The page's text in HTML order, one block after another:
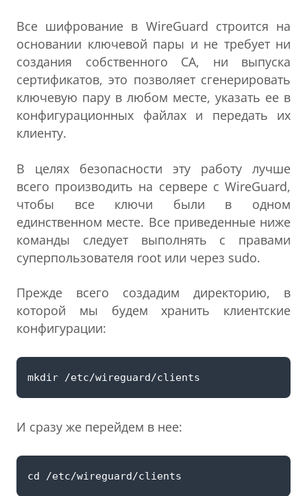
Все шифрование в WireGuard строится на
основании ключевой пары и не требует ни
создания собственного СА, ни выпуска
сертификатов, это позволяет сгенерировать
ключевую пару в любом месте, указать ее в
конфигурационных файлах и передать их
клиенту.
В целях безопасности эту работу лучше
всего производить на сервере с WireGuard,
чтобы все ключи были в одном
единственном месте. Все приведенные ниже
команды следует выполнять с правами
суперпользователя root или через sudo.
Прежде всего создадим директорию, в
которой мы будем хранить клиентские
конфигурации:
И сразу же перейдем в нее: